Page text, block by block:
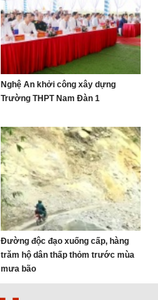
Nghệ An khởi công xây dựng
Trường THPT Nam Đàn 1
Đường độc đạo xuống cấp, hàng
trăm hộ dân thấp thỏm trước mùa
mưa bão